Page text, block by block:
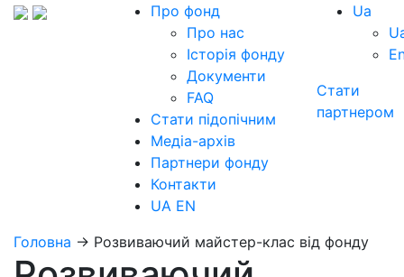
Про фонд
Про нас
Історія фонду
Документи
FAQ
Стати підопічним
Медіа-архів
Партнери фонду
Контакти
UA EN
Ua
Стати
партнером
Головна → Розвиваючий майстер-клас від фонду